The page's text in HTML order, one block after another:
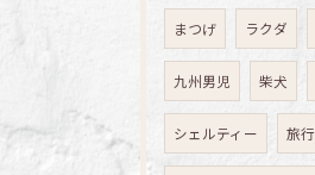
まつげ ラクダ
九州男児 柴犬
シェルティー 旅行